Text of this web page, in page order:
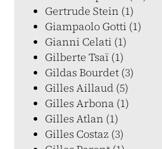
Gertrude Stein (1)
Giampaolo Gotti (1)
Gianni Celati (1)
Gilberte Tsaï (1)
Gildas Bourdet (3)
Gilles Aillaud (5)
Gilles Arbona (1)
Gilles Atlan (1)
Gilles Costaz (3)